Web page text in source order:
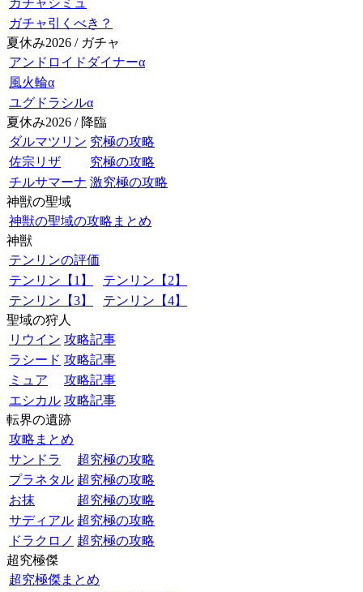
ガチャシミュ
ガチャ引くべき？
夏休み2026 / ガチャ
アンドロイドダイナーα
風火輪α
ユグドラシルα
夏休み2026 / 降臨
ダルマツリン 究極の攻略
佐宗リザ
究極の攻略
チルサマーナ 激究極の攻略
神獣の聖域
神獣の聖域の攻略まとめ
神獣
テンリンの評価
テンリン【1】
テンリン【2】
テンリン【3】
テンリン【4】
聖域の狩人
リウイン 攻略記事
ラシード 攻略記事
ミュア
攻略記事
エシカル 攻略記事
転界の遺跡
攻略まとめ
サンドラ
超究極の攻略
プラネタル 超究極の攻略
お抹
超究極の攻略
サディアル 超究極の攻略
ドラクロノ 超究極の攻略
超究極傑
超究極傑まとめ